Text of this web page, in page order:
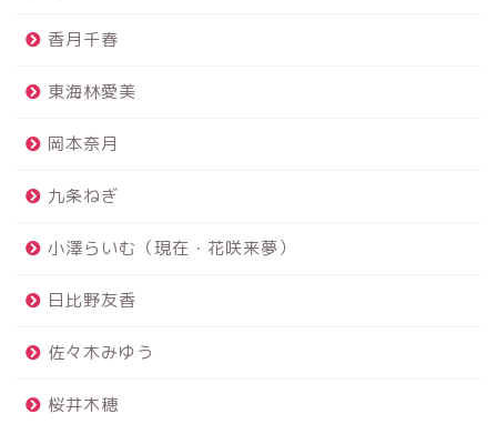
香月千春
東海林愛美
岡本奈月
九条ねぎ
小澤らいむ（現在・花咲来夢）
日比野友香
佐々木みゆう
桜井木穂